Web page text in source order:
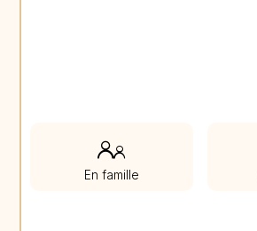
En famille